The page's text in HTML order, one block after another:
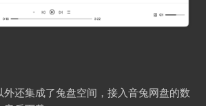
外还集成了兔盘空间，接入音兔网盘的数